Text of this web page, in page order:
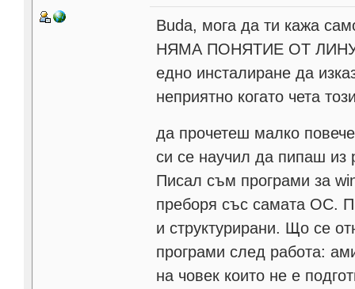
Buda, мога да ти кажа
НЯМА ПОНЯТИЕ ОТ
едно инсталиране да
неприятно когато чета
да прочетеш малко
си се научил да пипаш из
Писал съм програми за
преборя със самата ОС.
и структурирани. Що се
програми след работа:
на човек които не е